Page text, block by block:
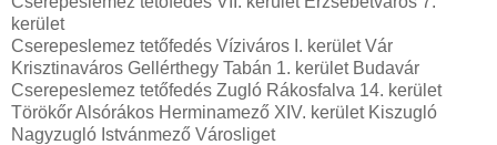
kerület
Cserepeslemez tetőfedés Víziváros I. kerület Vár
Krisztinaváros Gellérthegy Tabán 1. kerület Budavár
Cserepeslemez tetőfedés Zugló Rákosfalva 14. kerület
Törökőr Alsórákos Herminamező XIV. kerület Kiszugló
Nagyzugló Istvánmező Városliget